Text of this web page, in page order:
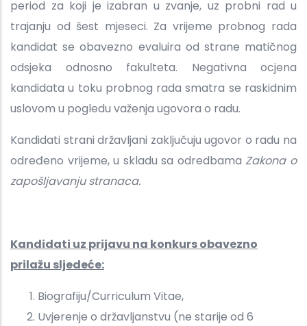
period za koji je izabran u zvanje, uz probni rad u
trajanju od šest mjeseci. Za vrijeme probnog rada
kandidat se obavezno evaluira od strane matičnog
odsjeka odnosno fakulteta. Negativna ocjena
kandidata u toku probnog rada smatra se raskidnim
uslovom u pogledu važenja ugovora o radu.
Kandidati strani državljani zaključuju ugovor o radu na
određeno vrijeme, u skladu sa odredbama Zakona o
zapošljavanju stranaca.
Kandidati uz prijavu na konkurs obavezno
prilažu sljedeće:
Biografiju/Curriculum Vitae,
Uvjerenje o državljanstvu (ne starije od 6